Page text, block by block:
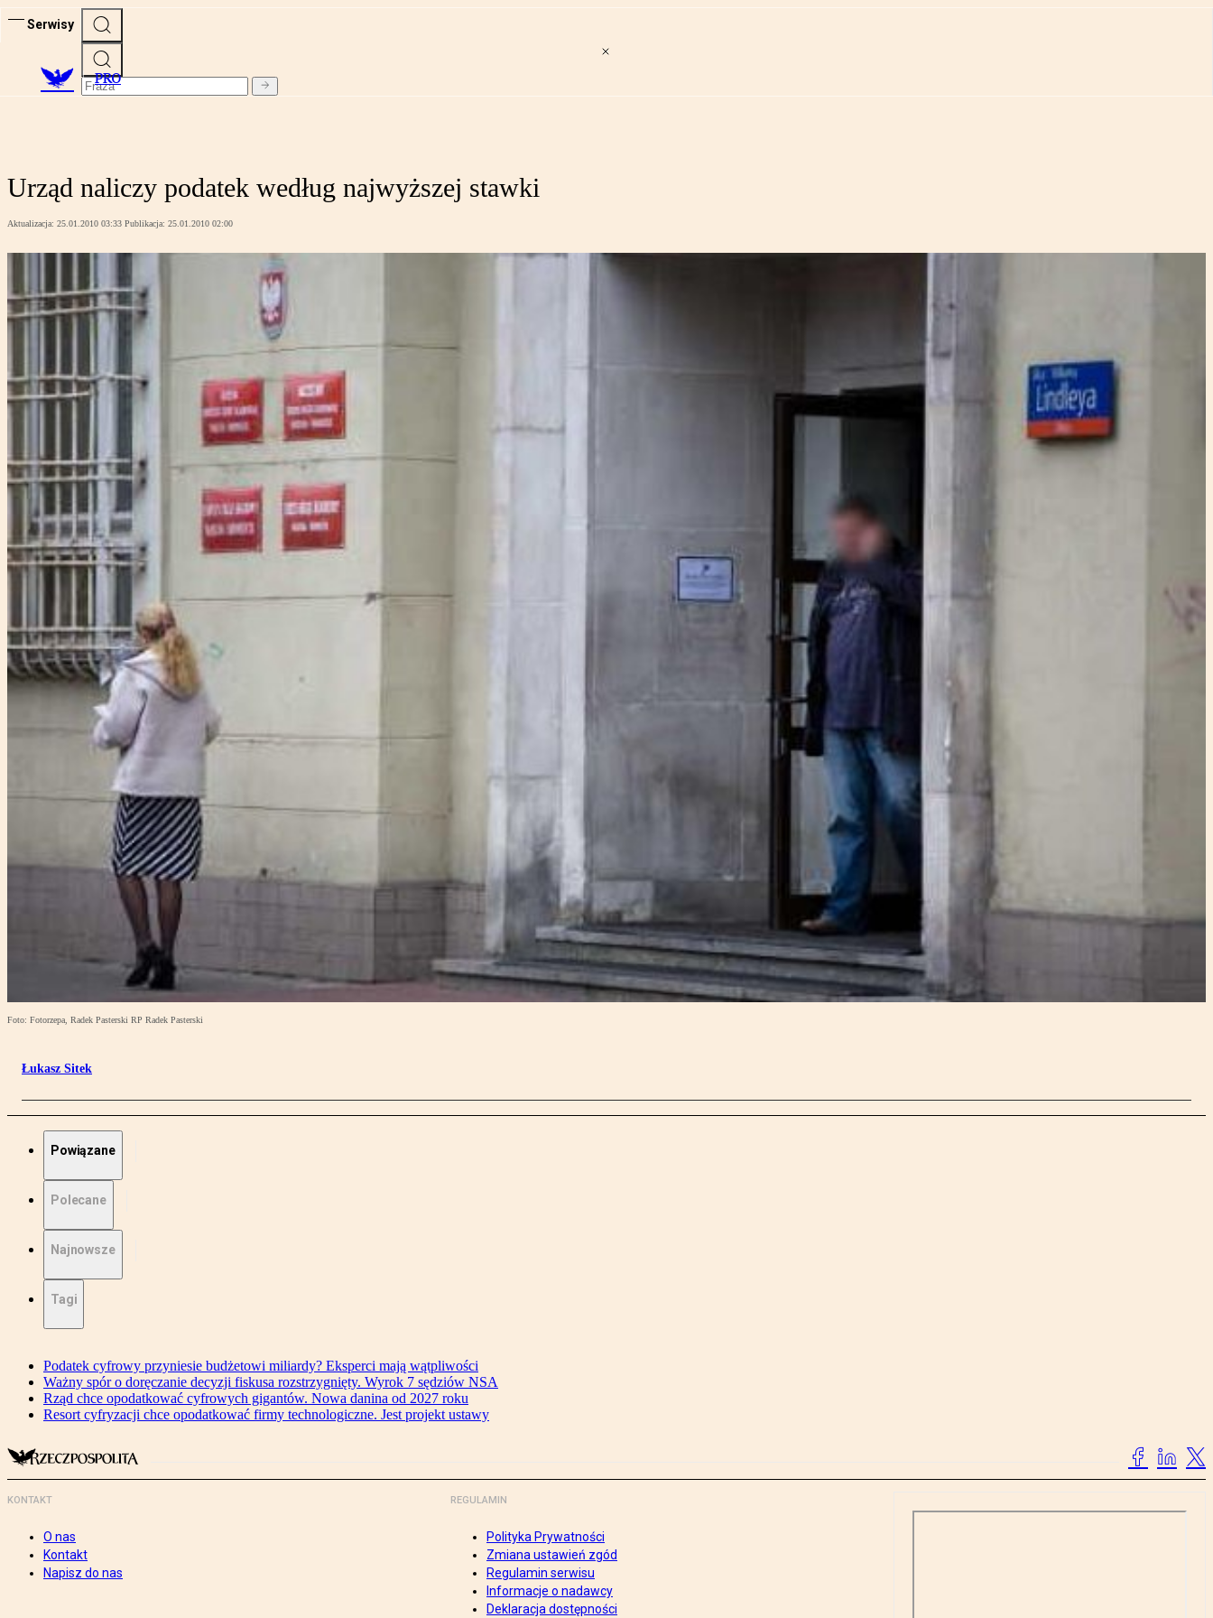
Serwisy
PRO
Urząd naliczy podatek według najwyższej stawki
Aktualizacja: 25.01.2010 03:33 Publikacja: 25.01.2010 02:00
Foto: Fotorzepa, Radek Pasterski RP Radek Pasterski
Łukasz Sitek
Powiązane
Polecane
Najnowsze
Tagi
Podatek cyfrowy przyniesie budżetowi miliardy? Eksperci mają wątpliwości
Ważny spór o doręczanie decyzji fiskusa rozstrzygnięty. Wyrok 7 sędziów NSA
Rząd chce opodatkować cyfrowych gigantów. Nowa danina od 2027 roku
Resort cyfryzacji chce opodatkować firmy technologiczne. Jest projekt ustawy
KONTAKT
O nas
Kontakt
Napisz do nas
REGULAMIN
Polityka Prywatności
Zmiana ustawień zgód
Regulamin serwisu
Informacje o nadawcy
Deklaracja dostępności